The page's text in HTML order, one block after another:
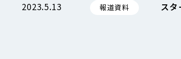
2023.5.13
報道資料 ス